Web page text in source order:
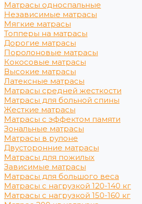
Матрасы односпальные
Независимые матрасы
Мягкие матрасы
Топперы на матрасы
Дорогие матрасы
Поролоновые матрасы
Кокосовые матрасы
Высокие матрасы
Латексные матрасы
Матрасы средней жесткости
Матрасы для больной спины
Жесткие матрасы
Матрасы с эффектом памяти
Зональные матрасы
Матрасы в рулоне
Двусторонние матрасы
Матрасы для пожилых
Зависимые матрасы
Матрасы для большого веса
Матрасы с нагрузкой 120-140 кг
Матрасы с нагрузкой 150-160 кг